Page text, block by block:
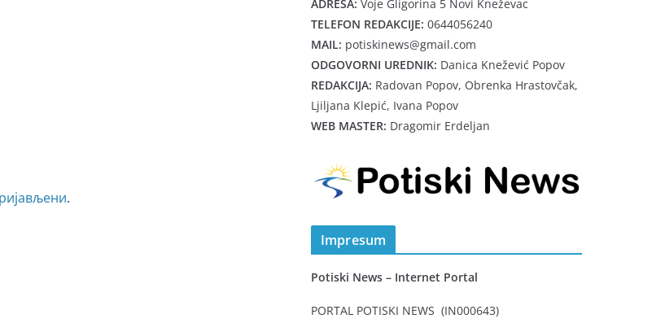
.
ADRESA: Voje Gligorina 5 Novi Kneževac
TELEFON REDAKCIJE: 0644056240
MAIL: potiskinews@gmail.com
ODGOVORNI UREDNIK: Danica Knežević Popov
REDAKCIJA: Radovan Popov, Obrenka Hrastovčak,
Ljiljana Klepić, Ivana Popov
WEB MASTER: Dragomir Erdeljan
Impresum
Potiski News – Internet Portal
PORTAL POTISKI NEWS (IN000643)